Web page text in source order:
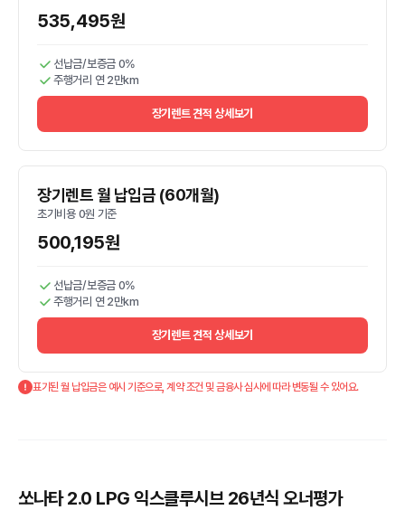
535,495원
선납금/보증금 0%
주행거리 연 2만km
장기렌트 견적 상세보기
장기렌트 월 납입금 (60개월)
초기비용 0원 기준
500,195원
선납금/보증금 0%
주행거리 연 2만km
장기렌트 견적 상세보기
표기된 월 납입금은 예시 기준으로, 계약 조건 및 금융사 심사에 따라 변동될 수 있어요.
쏘나타 2.0 LPG 익스클루시브 26년식 오너평가